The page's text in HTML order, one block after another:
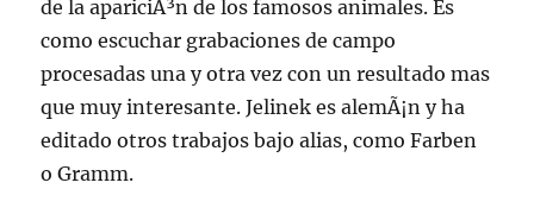
de la apariciÃ³n de los famosos animales. Es
como escuchar grabaciones de campo
procesadas una y otra vez con un resultado mas
que muy interesante. Jelinek es alemÃ¡n y ha
editado otros trabajos bajo alias, como Farben
o Gramm.